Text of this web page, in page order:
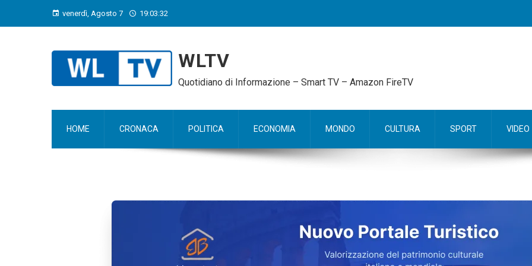
venerdì, Agosto 7 19:03:33
WLTV
Quotidiano di Informazione – Smart TV – Amazon FireTV
HOME CRONACA POLITICA ECONOMIA MONDO CULTURA SPORT VIDEO